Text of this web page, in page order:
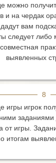
можно
и на чердак
вам
следует либо
выявленных
8
игры игрок
заданиями
от игры.
итогам